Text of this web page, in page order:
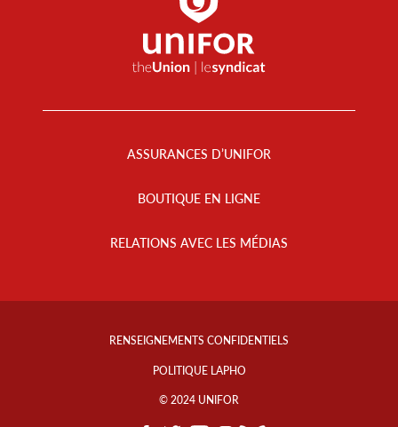
ASSURANCES D’UNIFOR
BOUTIQUE EN LIGNE
RELATIONS AVEC LES MÉDIAS
Footer
RENSEIGNEMENTS CONFIDENTIELS
POLITIQUE LAPHO
© 2024 UNIFOR